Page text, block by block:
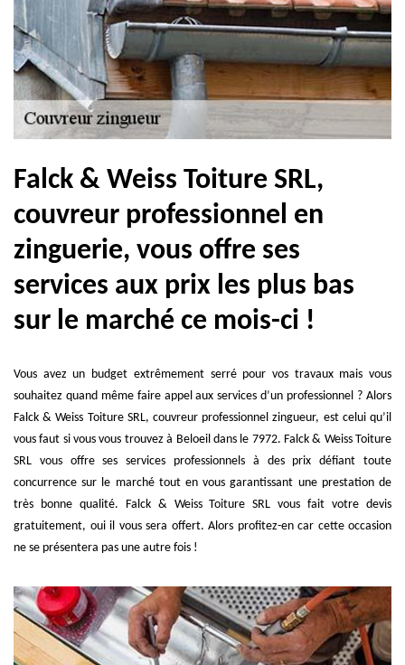
Falck & Weiss Toiture SRL,
couvreur professionnel en
zinguerie, vous offre ses
services aux prix les plus bas
sur le marché ce mois-ci !
Vous avez un budget extrêmement serré pour vos travaux mais vous
souhaitez quand même faire appel aux services d’un professionnel ? Alors
Falck & Weiss Toiture SRL, couvreur professionnel zingueur, est celui qu’il
vous faut si vous vous trouvez à Beloeil dans le 7972. Falck & Weiss Toiture
SRL vous offre ses services professionnels à des prix défiant toute
concurrence sur le marché tout en vous garantissant une prestation de
très bonne qualité. Falck & Weiss Toiture SRL vous fait votre devis
gratuitement, oui il vous sera offert. Alors profitez-en car cette occasion
ne se présentera pas une autre fois !